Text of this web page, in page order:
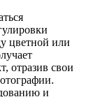
цветной или
отразив свои
и